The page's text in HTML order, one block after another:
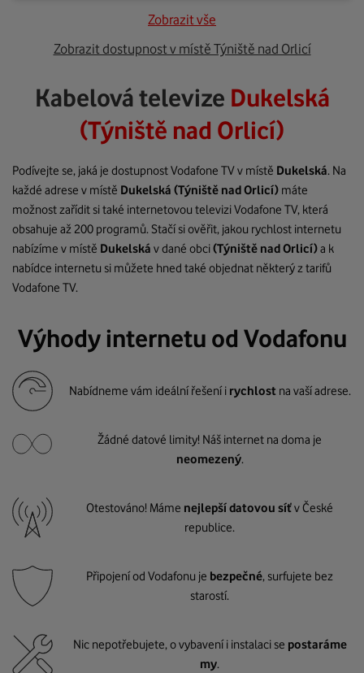
Zobrazit vše
Zobrazit dostupnost v místě Týniště nad Orlicí
Kabelová televize Dukelská
(Týniště nad Orlicí)
Podívejte se, jaká je dostupnost Vodafone TV v místě Dukelská. Na
každé adrese v místě Dukelská (Týniště nad Orlicí) máte
možnost zařídit si také internetovou televizi Vodafone TV, která
obsahuje až 200 programů. Stačí si ověřit, jakou rychlost internetu
nabízíme v místě Dukelská v dané obci(Týniště nad Orlicí)a k
nabídce internetu si můžete hned také objednat některý z tarifů
Vodafone TV.
Výhody internetu od Vodafonu
Nabídneme vám ideální řešení i rychlost na vaší adrese.
Žádné datové limity! Náš internet na doma je
neomezený.
Otestováno! Máme nejlepší datovou síťv České
republice.
Připojení od Vodafonu je bezpečné, surfujete bez
starostí.
Nic nepotřebujete, o vybavení i instalaci se postaráme
my.